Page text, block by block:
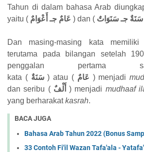
Tahun di dalam bahasa Arab
yaitu ( عَامٌ جـ أَعْوَامٌ ) dan (
Dan masing-masing kata memiliki
terutama pada bilangan setelah
penggalan pertama
kata ( سَنَةٌ) atau ( عَامٌ )menjadi
dan seribu ( أَلْفٌ ) menjadi mudhaaf
yang berharakatkasrah.
BACA JUGA
Bahasa Arab Tahun 2022 (Bonus
33 Contoh Fi'il Wazan Tafa'ala -